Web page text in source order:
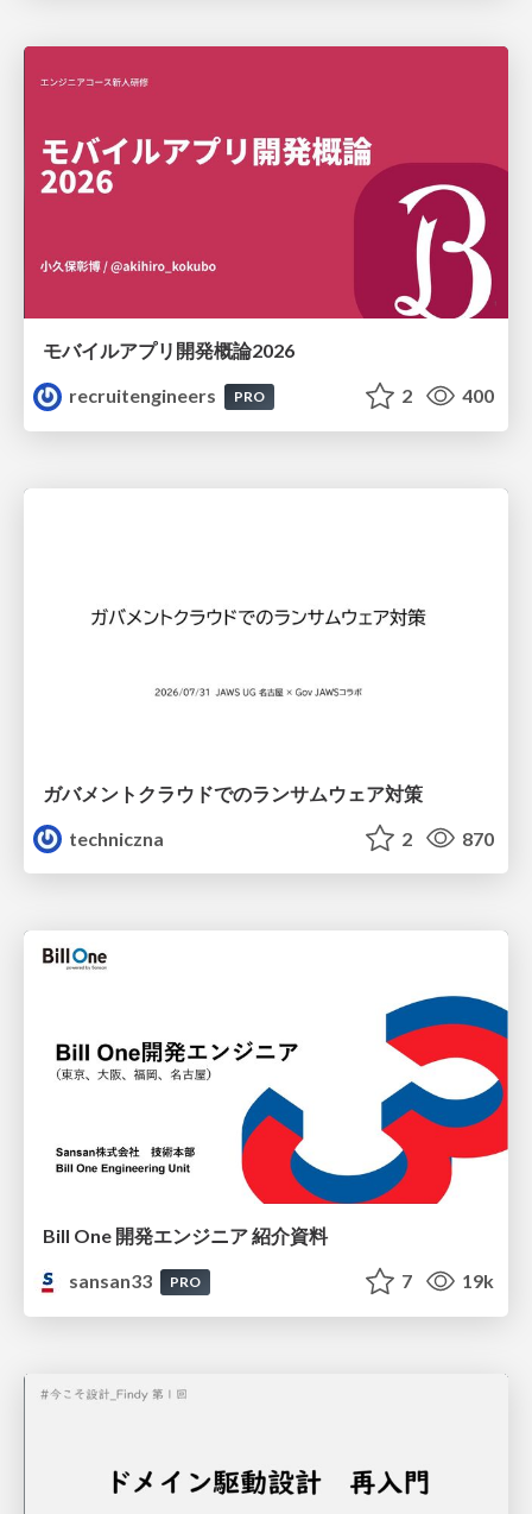
モバイルアプリ開発概論2026
recruitengineers
PRO 2 400
ガバメントクラウドでのランサムウェア対策
techniczna
2 870
Bill One 開発エンジニア 紹介資料
sansan33
PRO 7 19k